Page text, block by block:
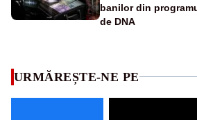
banilor din
de DNA
URMĂREȘTE-NE PE